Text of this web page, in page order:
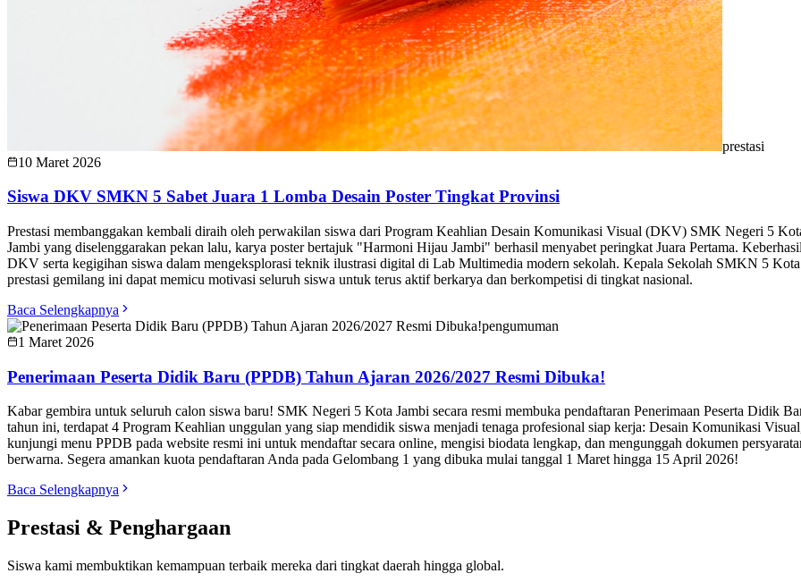
Membekali siswa dengan keahlian perawatan dan perbaikan mesin kendaraan bermotor, sistem transmisi, sasis, kelistrikan otomotif
Pemasaran
Kuota PPDB:72siswa
Detail Kompetensi
Akuntansi Keuangan
Kuota PPDB:72siswa
Membekali siswa dengan kecakapan mengelola transaksi keuangan, penyusunan laporan keuangan manual maupun komputerisasi
lembaga/korporasi.
Detail Kompetensi
Kabar & Informasi Sekolah
Ikuti berita terbaru, pengumuman resmi, dan info kegiatan sekolah.